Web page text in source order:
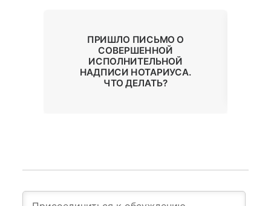
ПРИШЛО ПИСЬМО О
СОВЕРШЕННОЙ
ИСПОЛНИТЕЛЬНОЙ
НАДПИСИ НОТАРИУСА.
ЧТО ДЕЛАТЬ?